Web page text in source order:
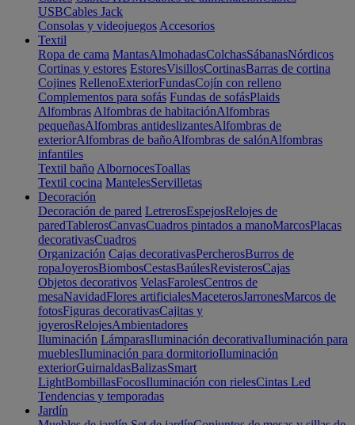
USBCables Jack
Consolas y videojuegos Accesorios
Textil
Ropa de cama MantasAlmohadasColchasSábanasNórdicos
Cortinas y estores EstoresVisillosCortinasBarras de cortina
Cojines RellenoExteriorFundasCojín con relleno
Complementos para sofás Fundas de sofásPlaids
Alfombras Alfombras de habitaciónAlfombras
pequeñasAlfombras antideslizantesAlfombras de
exteriorAlfombras de bañoAlfombras de salónAlfombras
infantiles
Textil baño AlbornocesToallas
Textil cocina MantelesServilletas
Decoración
Decoración de pared LetrerosEspejosRelojes de
paredTablerosCanvasCuadros pintados a manoMarcosPlacas
decorativasCuadros
Organización Cajas decorativasPercherosBurros de
ropaJoyerosBiombosCestasBaúlesRevisterosCajas
Objetos decorativos VelasFarolesCentros de
mesaNavidadFlores artificialesMaceterosJarronesMarcos de
fotosFiguras decorativasCajitas y
joyerosRelojesAmbientadores
Iluminación LámparasIluminación decorativaIluminación para
mueblesIluminación para dormitorioIluminación
exteriorGuirnaldasBalizasSmart
LightBombillasFocosIluminación con rielesCintas Led
Tendencias y temporadas
Jardín